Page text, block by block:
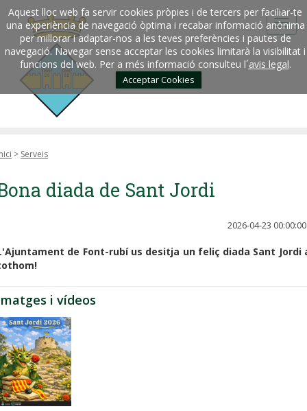
Aquest lloc web fa servir cookies pròpies i de tercers per faciliar-te
una experiència de navegació òptima i recabar informació anònima
per millorar i adaptar-nos a les teves preferències i pautes de
navegació. Navegar sense acceptar les cookies limitarà la visibilitat i
funcions del web. Per a més informació consulteu l´avis legal.
Acceptar Cookies
> Serveis
diada de Sant Jordi
2026-04-23 00:00:00
de Font-rubí us desitja un feliç diada Sant Jordi
i vídeos